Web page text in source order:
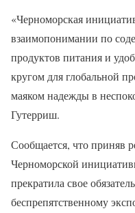
«Черноморская
взаимопонимании по
продуктов питания и
кругом для глобальной
маяком надежды в
Гутерриш.
Сообщается, что приняв
Черноморской
прекратила свое
беспрепятственному